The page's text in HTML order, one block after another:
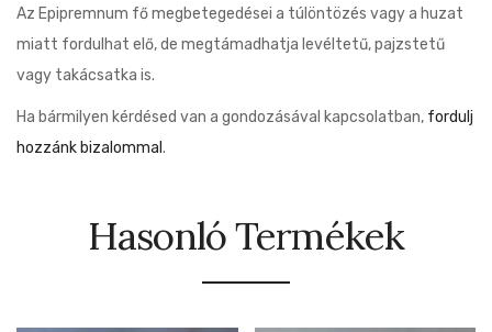
Az Epipremnum fő megbetegedései a túlöntözés vagy a huzat
miatt fordulhat elő, de megtámadhatja levéltetű, pajzstetű
vagy takácsatka is.
Ha bármilyen kérdésed van a gondozásával kapcsolatban, fordulj
hozzánk bizalommal .
Hasonló Termékek